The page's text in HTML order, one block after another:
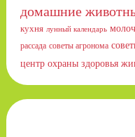
домашние
кухня лунный календарь
рассада советы агронома
центр охраны здоровья